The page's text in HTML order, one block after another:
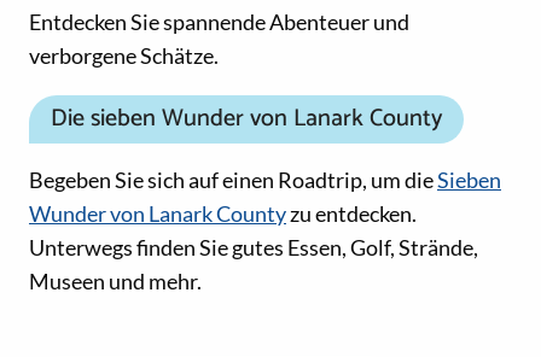
Entdecken Sie spannende Abenteuer und
verborgene Schätze.
Die sieben Wunder von Lanark County
Begeben Sie sich auf einen Roadtrip, um dieSieben
Wunder von Lanark Countyzu entdecken.
Unterwegs finden Sie gutes Essen, Golf, Strände,
Museen und mehr.